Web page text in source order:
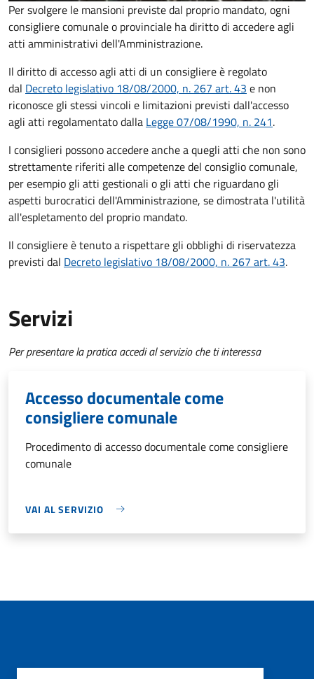
Per svolgere le mansioni previste dal proprio mandato, ogni
consigliere comunale o provinciale ha diritto di accedere agli
atti amministrativi dell'Amministrazione.
Il diritto di accesso agli atti di un consigliere è regolato
dal Decreto legislativo 18/08/2000, n. 267 art. 43 e non
riconosce gli stessi vincoli e limitazioni previsti dall'accesso
agli atti regolamentato dalla Legge 07/08/1990, n. 241.
I consiglieri possono accedere anche a quegli atti che non sono
strettamente riferiti alle competenze del consiglio comunale,
per esempio gli atti gestionali o gli atti che riguardano gli
aspetti burocratici dell'Amministrazione, se dimostrata l'utilità
all'espletamento del proprio mandato.
Il consigliere è tenuto a rispettare gli obblighi di riservatezza
previsti dal Decreto legislativo 18/08/2000, n. 267 art. 43.
Servizi
Per presentare la pratica accedi al servizio che ti interessa
Accesso documentale come
consigliere comunale
Procedimento di accesso documentale come consigliere
comunale
VAI AL SERVIZIO